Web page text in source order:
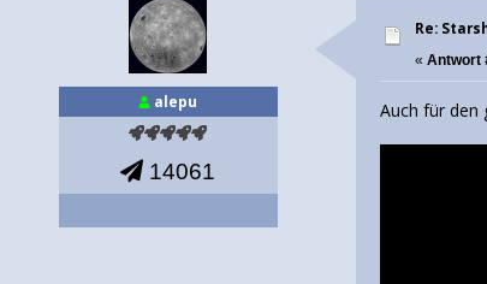
alepu
14061
Re:
«Antwort
Auch für den